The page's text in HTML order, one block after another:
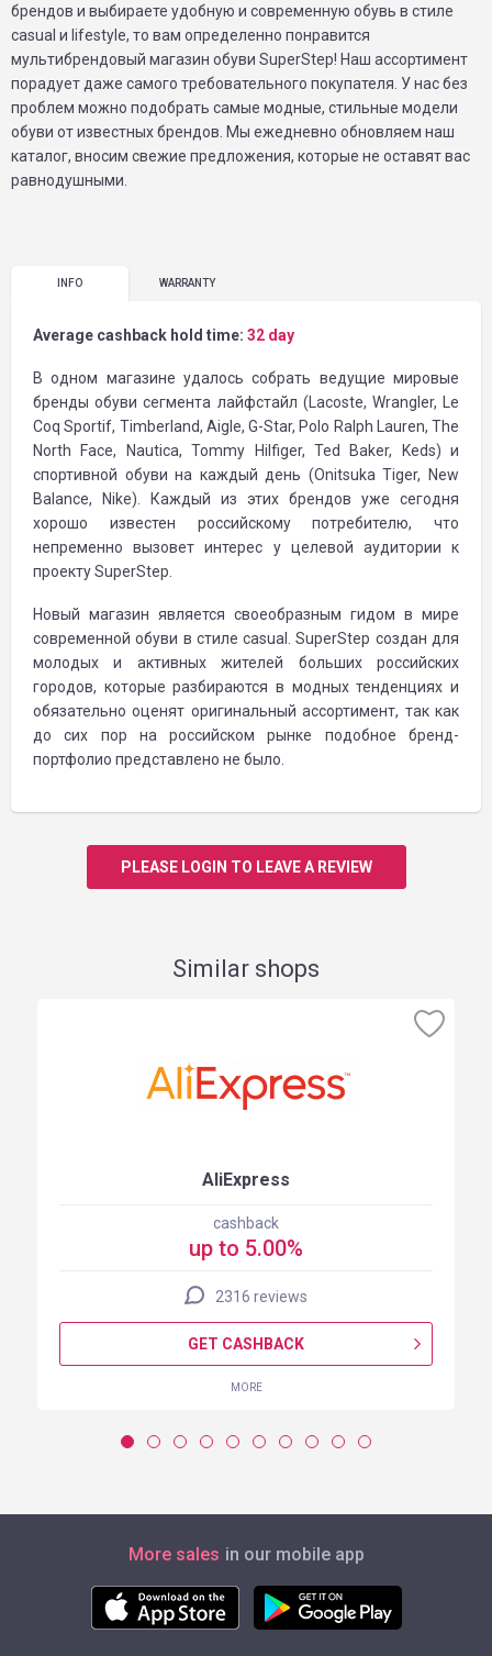
брендов и выбираете удобную и современную обувь в стиле
casual и lifestyle, то вам определенно понравится
мультибрендовый магазин обуви SuperStep! Наш ассортимент
порадует даже самого требовательного покупателя. У нас без
проблем можно подобрать самые модные, стильные модели
обуви от известных брендов. Мы ежедневно обновляем наш
каталог, вносим свежие предложения, которые не оставят вас
равнодушными.
INFO WARRANTY
Average cashback hold time: 32 day
В одном магазине удалось собрать ведущие мировые
бренды обуви сегмента лайфстайл (Lacoste, Wrangler, Le
Coq Sportif, Timberland, Aigle, G-Star, Polo Ralph Lauren, The
North Face, Nautica, Tommy Hilfiger, Ted Baker, Keds) и
спортивной обуви на каждый день (Onitsuka Tiger, New
Balance, Nike). Каждый из этих брендов уже сегодня
хорошо известен российскому потребителю, что
непременно вызовет интерес у целевой аудитории к
проекту SuperStep.
Новый магазин является своеобразным гидом в мире
современной обуви в стиле casual. SuperStep создан для
молодых и активных жителей больших российских
городов, которые разбираются в модных тенденциях и
обязательно оценят оригинальный ассортимент, так как
до сих пор на российском рынке подобное бренд-
портфолио представлено не было.
PLEASE LOGIN TO LEAVE A REVIEW
Similar shops
AliExpress
cashback
up to 5.00%
2316 reviews
GET CASHBACK
MORE
More sales in our mobile app